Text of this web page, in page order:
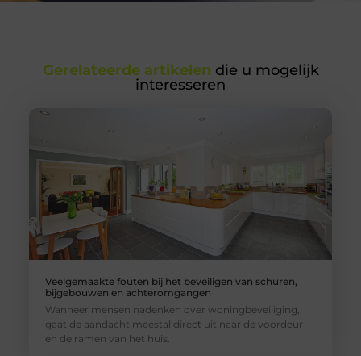
Gerelateerde artikelen die u mogelijk
interesseren
Veelgemaakte fouten bij het beveiligen van schuren,
bijgebouwen en achteromgangen
Wanneer mensen nadenken over woningbeveiliging,
gaat de aandacht meestal direct uit naar de voordeur
en de ramen van het huis.